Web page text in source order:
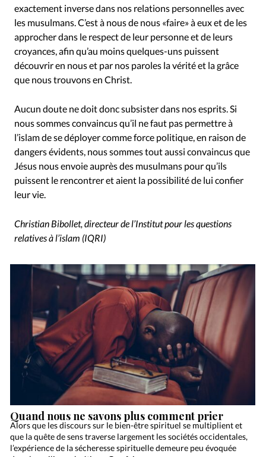
exactement inverse dans nos relations personnelles avec
les musulmans. C’est à nous de nous «faire» à eux et de les
approcher dans le respect de leur personne et de leurs
croyances, afin qu’au moins quelques-uns puissent
découvrir en nous et par nos paroles la vérité et la grâce
que nous trouvons en Christ.
Aucun doute ne doit donc subsister dans nos esprits. Si
nous sommes convaincus qu’il ne faut pas permettre à
l’islam de se déployer comme force politique, en raison de
dangers évidents, nous sommes tout aussi convaincus que
Jésus nous envoie auprès des musulmans pour qu’ils
puissent le rencontrer et aient la possibilité de lui confier
leur vie.
Christian Bibollet, directeur de l’Institut pour les questions
relatives à l’islam (IQRI)
Quand nous ne savons plus comment prier
Alors que les discours sur le bien-être spirituel se multiplient et
que la quête de sens traverse largement les sociétés occidentales,
l’expérience de la sécheresse spirituelle demeure peu évoquée